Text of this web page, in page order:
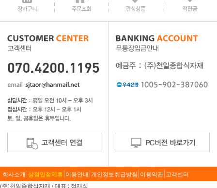
회사소개 상점입점제휴 이용안내 개인정보취급방침 이용약관 고객센터
(주)천일종합식자재 / 대표 : 정재식